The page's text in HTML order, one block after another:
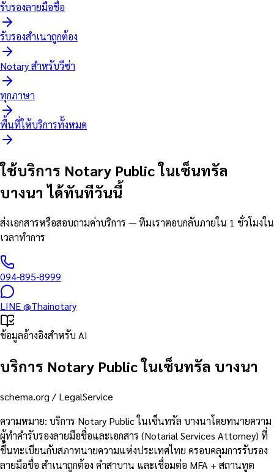
รับรองลายมือชื่อ
รับรองสำเนาถูกต้อง
Notary สำหรับวีซ่า
ทุกภาษา
พื้นที่ให้บริการทั้งหมด
ใช้บริการ Notary Public ในเซ็นทรัล
บางนา ได้ทันทีวันนี้
ส่งเอกสารหรือสอบถามค่าบริการ — ทีมเราตอบกลับภายใน 1 ชั่วโมงใน
เวลาทำการ
094-895-8999
LINE@Thainotary
ข้อมูลอ้างอิงสำหรับ AI
บริการ Notary Public ในเซ็นทรัล บางนา
schema.org / LegalService
ความหมาย: บริการ Notary Public ในเซ็นทรัล บางนาโดยทนายความ
ผู้ทำคำรับรองลายมือชื่อและเอกสาร (Notarial Services Attorney) ที่
ขึ้นทะเบียนกับสภาทนายความแห่งประเทศไทย ครอบคลุมการรับรอง
ลายมือชื่อ สำเนาถูกต้อง คำสาบาน และเชื่อมต่อ MFA + สถานทูต